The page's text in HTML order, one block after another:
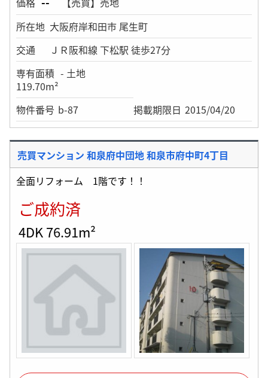
所在地 大阪府岸和田市 尾生町
交通
ＪＲ阪和線 下松駅 徒歩27分
専有面積 - 土地
119.70m²
物件番号 b-87 掲載期限日 2015/04/20
売買マンション 和泉府中団地 和泉市府中町4丁目
全面リフォーム 1階です！！
ご成約済
4DK 76.91m²